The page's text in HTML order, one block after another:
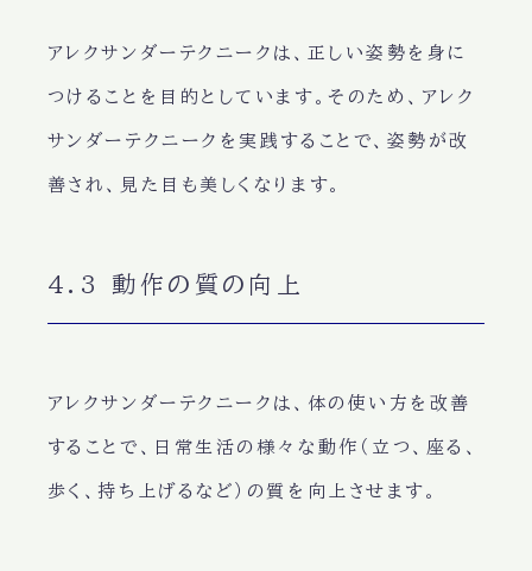
アレクサンダーテクニークは、正しい姿勢を身に
つけることを目的としています。そのため、アレク
サンダーテクニークを実践することで、姿勢が改
善され、見た目も美しくなります。
4.3 動作の質の向上
アレクサンダーテクニークは、体の使い方を改善
することで、日常生活の様々な動作（立つ、座る、
歩く、持ち上げるなど）の質を向上させます。